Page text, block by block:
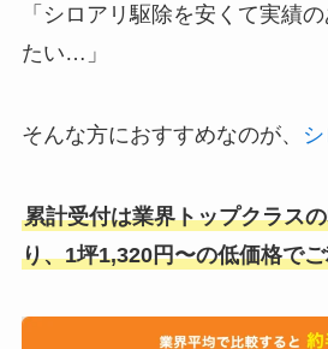
「シロアリ駆除を安くて実績
たい…」
そんな方におすすめなのが、
累計受付は業界トップクラス
り、1坪1,320円〜の低価格で